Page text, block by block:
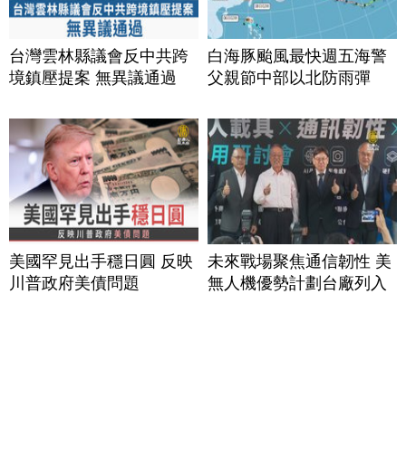
台灣雲林縣議會反中共跨
境鎮壓提案 無異議通過
白海豚颱風最快週五海警
父親節中部以北防雨彈
美國罕見出手穩日圓 反映
川普政府美債問題
未來戰場聚焦通信韌性 美
無人機優勢計劃台廠列入